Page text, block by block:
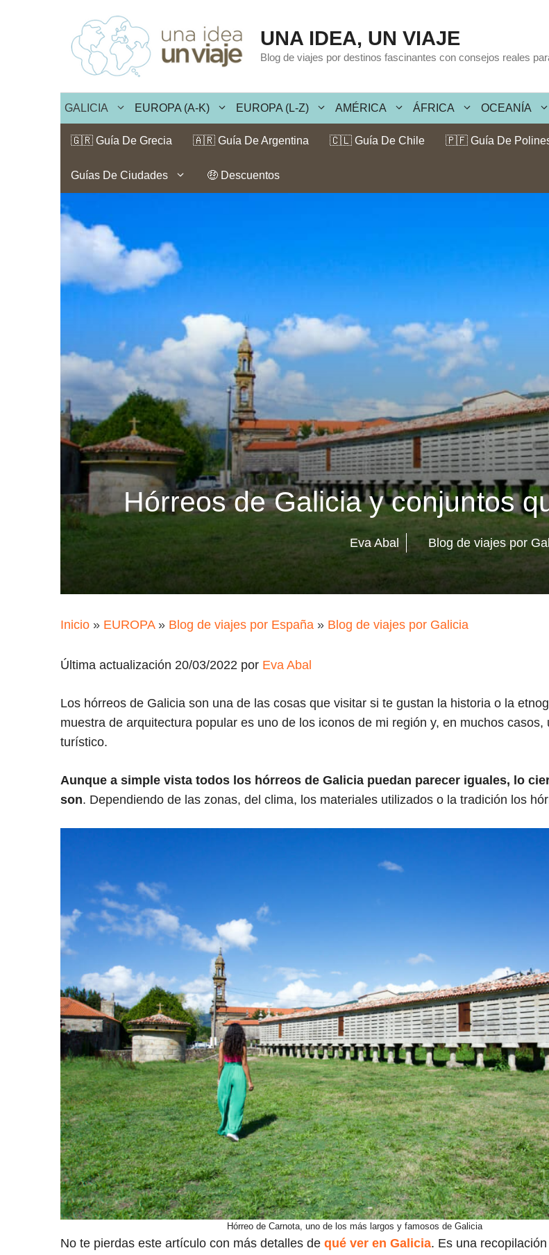
contenido
UNA IDEA, UN VIAJE
Blog de viajes por destinos fascinantes con consejos reales
GALICIA EUROPA (A-K) EUROPA (L-Z) AMÉRICA ÁFRICA OCEANÍA
🇬🇷 Guía De Grecia 🇦🇷 Guía De Argentina 🇨🇱 Guía De Chile 🇵🇫 Guía De
Guías De Ciudades 🤑 Descuentos
Hórreos de Galicia y conjuntos
Eva Abal Blog de viajes por
Inicio » EUROPA» Blog de viajes por España » Blog de viajes por Galicia
Última actualización 20/03/2022 por Eva Abal
Los hórreos de Galicia son una de las cosas que visitar si te gustan la historia o la
muestra de arquitectura popular es uno de los iconos de mi región y, en muchos casos,
turístico.
Aunque a simple vista todos los hórreos de Galicia puedan parecer iguales, lo
son. Dependiendo de las zonas, del clima, los materiales utilizados o la tradición los
Hórreo de Carnota, uno de los más largos y famosos de Galicia
No te pierdas este artículo con más detalles de qué ver en Galicia. Es una